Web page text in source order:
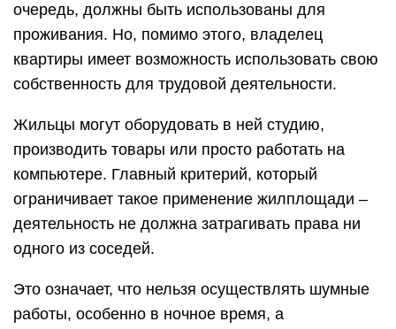
очередь, должны быть использованы для
проживания. Но, помимо этого, владелец
квартиры имеет возможность использовать свою
собственность для трудовой деятельности.
Жильцы могут оборудовать в ней студию,
производить товары или просто работать на
компьютере. Главный критерий, который
ограничивает такое применение жилплощади –
деятельность не должна затрагивать права ни
одного из соседей.
Это означает, что нельзя осуществлять шумные
работы, особенно в ночное время, а